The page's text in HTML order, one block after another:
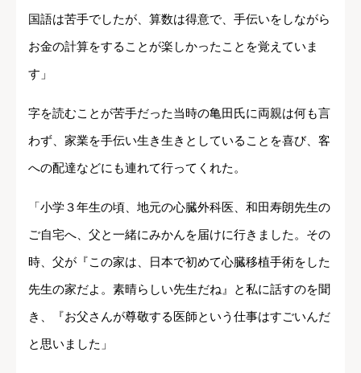
国語は苦手でしたが、算数は得意で、手伝いをしながら
お金の計算をすることが楽しかったことを覚えていま
す」
字を読むことが苦手だった当時の亀田氏に両親は何も言
わず、家業を手伝い生き生きとしていることを喜び、客
への配達などにも連れて行ってくれた。
「小学３年生の頃、地元の心臓外科医、和田寿朗先生の
ご自宅へ、父と一緒にみかんを届けに行きました。その
時、父が『この家は、日本で初めて心臓移植手術をした
先生の家だよ。素晴らしい先生だね』と私に話すのを聞
き、『お父さんが尊敬する医師という仕事はすごいんだ
と思いました」